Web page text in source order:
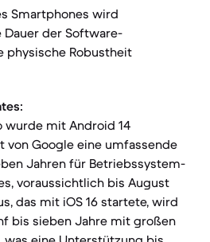
Smartphones wird
der Software-
physische Robustheit
wurde mit Android 14
von Google eine umfassende
Jahren für Betriebssystem-
voraussichtlich bis August
das mit iOS 16 startete, wird
bis sieben Jahre mit großen